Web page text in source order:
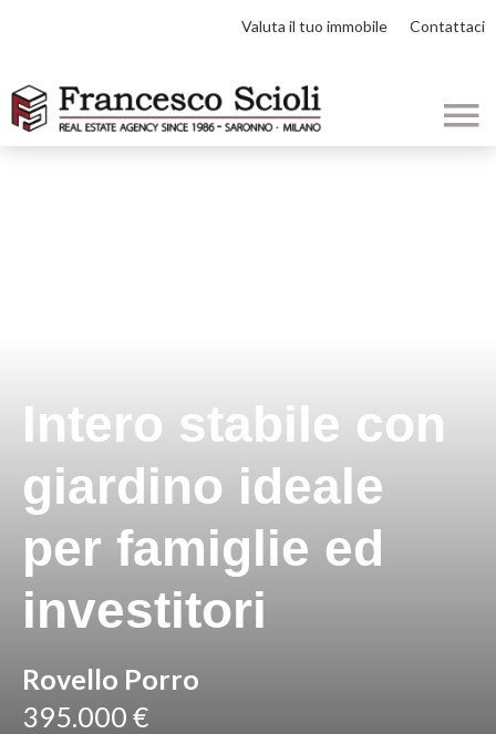
Valuta il tuo immobile Contattaci
Intero stabile con
giardino ideale
per famiglie ed
investitori
Rovello Porro
395.000 €